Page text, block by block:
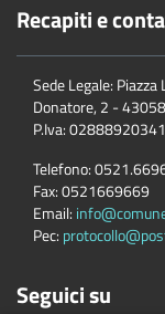
Recapiti e
Sede Legale:
Donatore, 2 -
P.Iva:02888920341
Telefono:
Fax:0521669669
Email:
Pec:
Seguici su